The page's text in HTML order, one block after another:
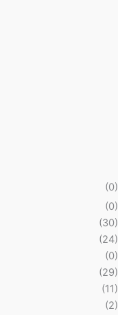
(0)
(0)
(30)
(24)
(0)
(29)
(11)
(2)